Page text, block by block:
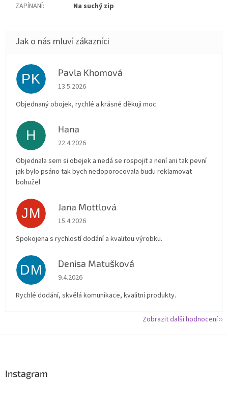
ZAPÍNANÍ: Na suchý zip
PK Pavla Khomová
Hodnocení obchodu je 5 z 5 hvězdiček.
13.5.2026
Objednaný obojek, rychlé a krásné děkuji moc
H Hana
Hodnocení obchodu je 5 z 5 hvězdiček.
22.4.2026
Objednala sem si obejek a nedá se rospojit a není ani tak pevní
jak bylo psáno tak bych nedoporocovala budu reklamovat
bohužel
JM Jana Mottlová
Hodnocení obchodu je 5 z 5 hvězdiček.
15.4.2026
Spokojena s rychlostí dodání a kvalitou výrobku.
DM Denisa Matušková
Hodnocení obchodu je 5 z 5 hvězdiček.
9.4.2026
Rychlé dodání, skvělá komunikace, kvalitní produkty.
Zobrazit další hodnocení
Instagram